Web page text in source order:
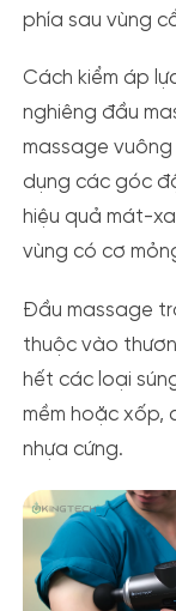
phía sau vùng
Cách kiểm áp
nghiêng đầu
massage
dụng các góc
hiệu quả mát-
vùng có cơ
Đầu massage
thuộc vào
hết các loại
mềm hoặc xốp,
nhựa cứng.